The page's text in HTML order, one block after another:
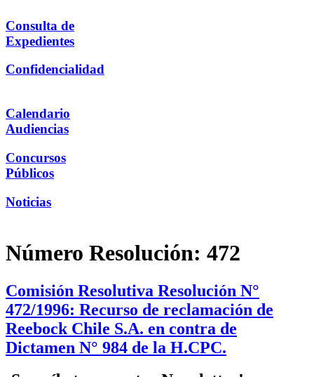
Consulta de
Expedientes
Confidencialidad
Calendario
Audiencias
Concursos
Públicos
Noticias
Número Resolución: 472
Comisión Resolutiva Resolución N°
472/1996: Recurso de reclamación de
Reebock Chile S.A. en contra de
Dictamen N° 984 de la H.CPC.